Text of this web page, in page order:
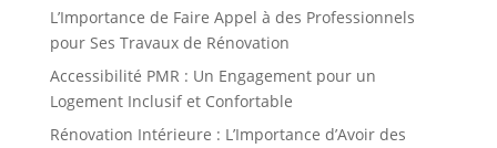
L’Importance de Faire Appel à des Professionnels
pour Ses Travaux de Rénovation
Accessibilité PMR : Un Engagement pour un
Logement Inclusif et Confortable
Rénovation Intérieure : L’Importance d’Avoir des